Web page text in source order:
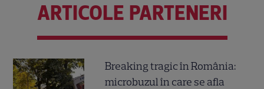
ARTICOLE PARTENERI
Breaking tragic în România:
microbuzul în care se afla